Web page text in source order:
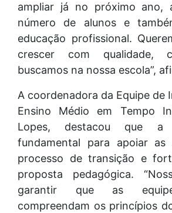
ampliar já no próximo ano,
número de alunos e
educação profissional.
crescer com qualidade,
buscamos na nossa escola”,
A coordenadora da Equipe de
Ensino Médio em Tempo
Lopes, destacou que a
fundamental para apoiar as
processo de transição e
proposta pedagógica.
garantir que as
compreendam os princípios